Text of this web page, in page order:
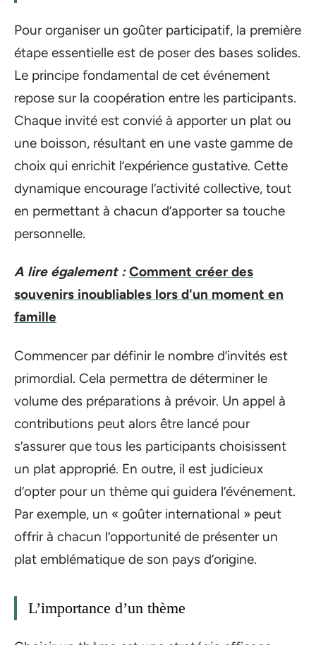
Pour organiser un goûter participatif, la première
étape essentielle est de poser des bases solides.
Le principe fondamental de cet événement
repose sur la coopération entre les participants.
Chaque invité est convié à apporter un plat ou
une boisson, résultant en une vaste gamme de
choix qui enrichit l’expérience gustative. Cette
dynamique encourage l’activité collective, tout
en permettant à chacun d’apporter sa touche
personnelle.
A lire également : Comment créer des
souvenirs inoubliables lors d'un moment en
famille
Commencer par définir le nombre d’invités est
primordial. Cela permettra de déterminer le
volume des préparations à prévoir. Un appel à
contributions peut alors être lancé pour
s’assurer que tous les participants choisissent
un plat approprié. En outre, il est judicieux
d’opter pour un thème qui guidera l’événement.
Par exemple, un « goûter international » peut
offrir à chacun l’opportunité de présenter un
plat emblématique de son pays d’origine.
L’importance d’un thème